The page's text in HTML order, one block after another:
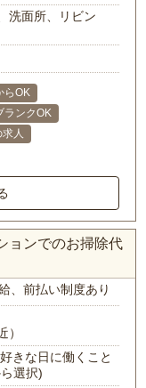
洗面所、リビン
らOK
ランクOK
人
ョンでのお掃除代
、前払い制度あり
）
きな日に働くこと
選択)